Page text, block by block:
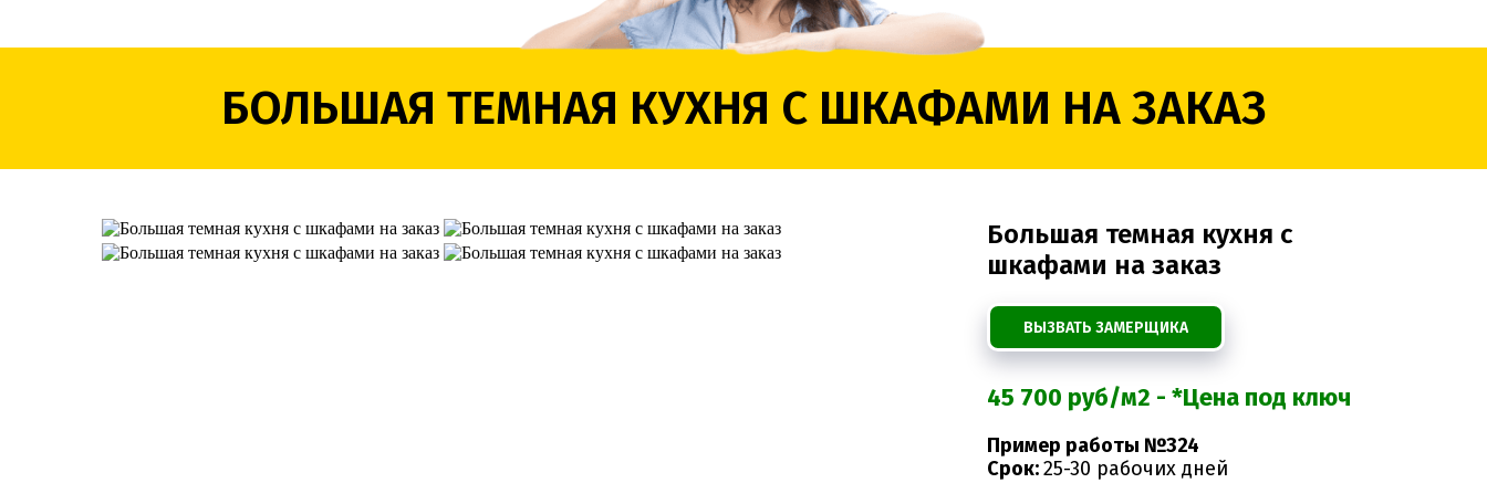
БОЛЬШАЯ ТЕМНАЯ КУХНЯ С ШКАФАМИ НА ЗАКАЗ
Большая темная кухня с
шкафами на заказ
ВЫЗВАТЬ ЗАМЕРЩИКА
45 700 руб/м2 - *Цена под ключ
Пример работы №324
Срок:25-30 рабочих дней